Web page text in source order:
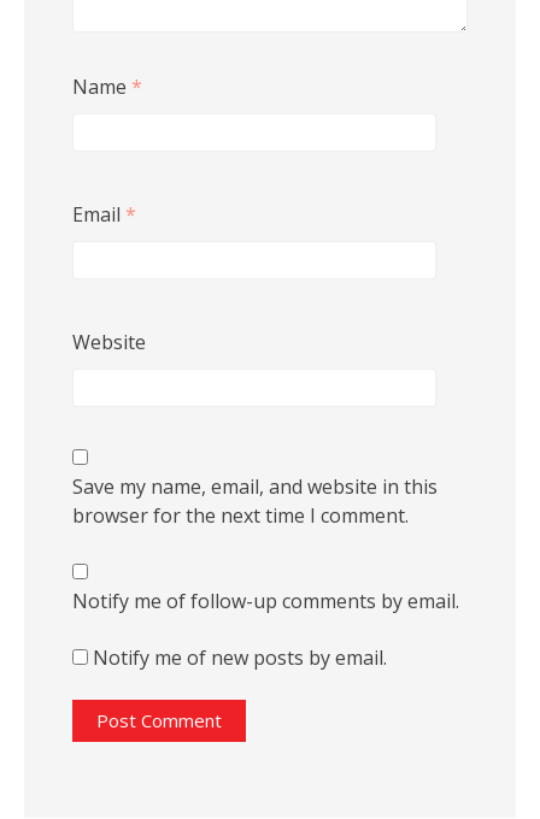
Name *
Email *
Website
Save my name, email, and website in this
browser for the next time I comment.
Notify me of follow-up comments by email.
Notify me of new posts by email.